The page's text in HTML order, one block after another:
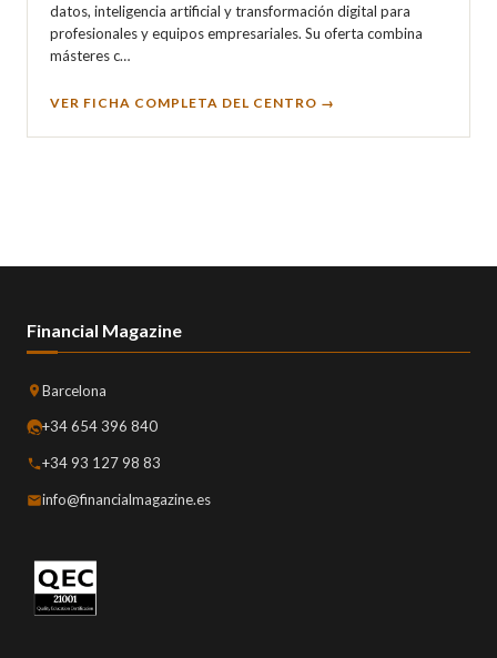
datos, inteligencia artificial y transformación digital para
profesionales y equipos empresariales. Su oferta combina
másteres c…
VER FICHA COMPLETA DEL CENTRO →
Financial Magazine
Barcelona
+34 654 396 840
+34 93 127 98 83
info@financialmagazine.es